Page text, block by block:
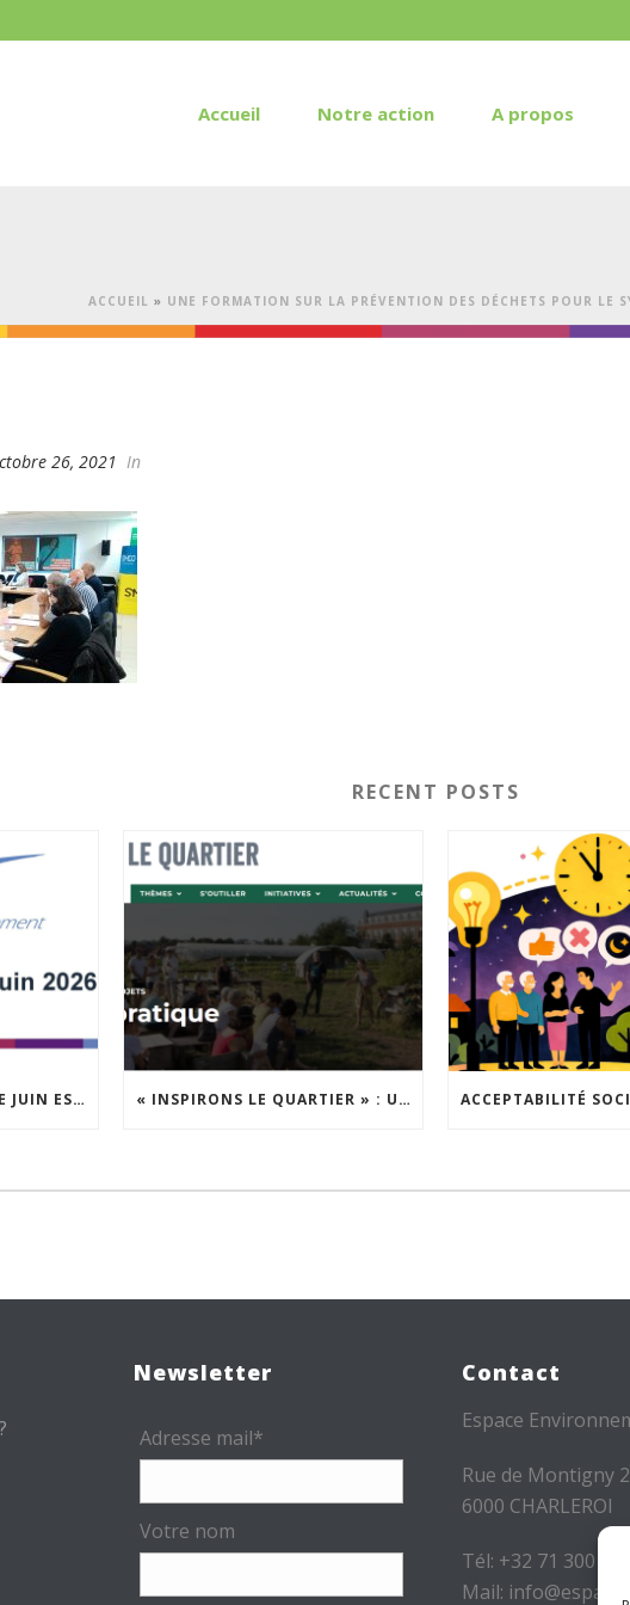
Accueil Notre action A propos
ACCUEIL » UNE FORMATION SUR LA PRÉVENTION DES DÉCHETS POUR LE
26, 2021 In
RECENT POSTS
NOTRE NEWSLETTER DE JUIN EST EN LIGNE ! « INSPIRONS LE QUARTIER » : UN NOUVEL APPEL À PROJETS EST LANCÉ !
Newsletter
Adresse mail*
Votre nom
Contact
Espace
Rue de Montigny
6000 CHARLEROI
Tél: +32 71 300 300
Mail: info@espace-